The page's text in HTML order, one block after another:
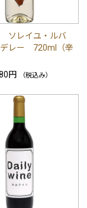
ソレイユ・ルバ
レー 720ml（辛
円
（税込み）